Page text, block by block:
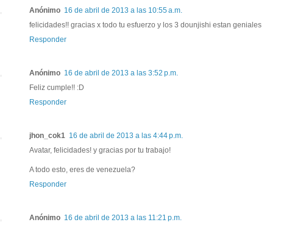
Anónimo 16 de abril de 2013 a las 10:55 a.m.
felicidades!! gracias x todo tu esfuerzo y los 3 dounjishi estan geniales
Responder
Anónimo 16 de abril de 2013 a las 3:52 p.m.
Feliz cumple!! :D
Responder
jhon_cok1 16 de abril de 2013 a las 4:44 p.m.
Avatar, felicidades! y gracias por tu trabajo!
A todo esto, eres de venezuela?
Responder
Anónimo 16 de abril de 2013 a las 11:21 p.m.